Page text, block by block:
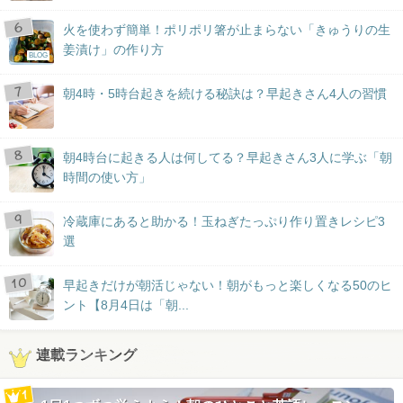
BLOG
火を使わず簡単！ポリポリ箸が止まらない「きゅうりの生
姜漬け」の作り方
朝4時・5時台起きを続ける秘訣は？早起きさん4人の習慣
朝4時台に起きる人は何してる？早起きさん3人に学ぶ「朝
時間の使い方」
冷蔵庫にあると助かる！玉ねぎたっぷり作り置きレシピ3
選
早起きだけが朝活じゃない！朝がもっと楽しくなる50のヒ
ント【8月4日は「朝...
連載ランキング